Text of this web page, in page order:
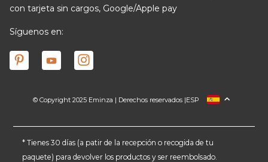
con tarjeta sin cargos, Google/Apple pay
Síguenos en:
© Copyright 2025 Eminza | Derechos reservados |
FRANCIA
ALEMANIA
PAÍSES BAJOS
ESP
* Tienes 30 días (a patir de la recepción o recogida de tu
paquete) para devolver los productos y ser reembolsado.